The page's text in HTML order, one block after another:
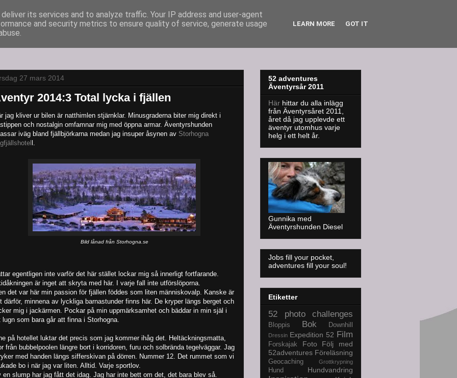
27 mars 2014
2014:3 Total lycka i fjällen
jag kliver ur bilen är natthimlen stjärnklar. Minusgraderna biter mig direkt i
och nostalgin omfamnar mig med öppna armar. Äventyrshunden
iväg bland fjällbjörkarna medan jag insuper åsynen av Storhogna
l.
Bild lånad från Storhogna.se
egentligen inte varför det här stället lockar mig så innerligt fortfarande.
är inget att skryta med här. I varje fall inte utförslöporna.
det var här min passion för fjällen föddes som liten människovalp. Kanske är
därför, minnena av lyckliga barnastunder finns här. De kryper längs berget och
mig i jackärmen. Pockar på min uppmärksamhet och bäddar in min själ i
lugn som bara går att finna i Storhogna.
på hotellet luktar det precis som jag kommer ihåg det. Heltäckningsmatta,
från bubbelpoolen längre bort i korridoren, furu och solbrända tegelväggar. Jag
med handen längs sifferskivan på dörren. Nummer 12. Det rummet som vi
bo i när jag var liten. Alltid. Varje sportlov.
en slump har jag fått det idag. Jag har inte bett om det, det bara blev så.
52 adventures
Äventyrsår 2011
Här hittar du alla inlägg
från Äventyrsåret 2011,
året då jag upplevde ett
äventyr utomhus varje
helg i ett helt år.
Gunnika med
Äventyrshunden Diesel
Jobs fill your pocket,
adventures fill your soul!
Etiketter
52 photo challenges
Bloppis Bok Downhill
Dressin Expedition 52 Film
Forskajak Foto
Följ med
52adventures Föreläsning
Geocaching Grottkrypning
Hund Hundvandring
its services and to analyze traffic. Your IP address and user-agent
and security metrics to ensure quality of service, generate usage
LEARN MORE GOT IT